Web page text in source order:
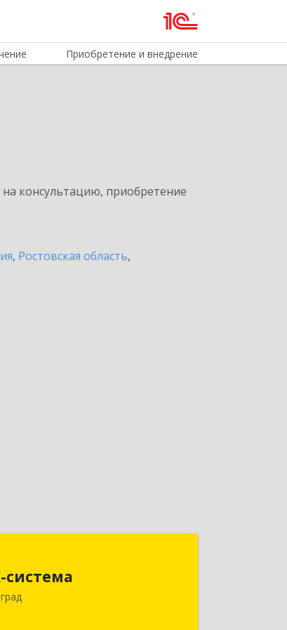
Приобретение и внедрение
консультацию, приобретение
, Ростовская область,
система
Коммунистическая ул, дом № 21